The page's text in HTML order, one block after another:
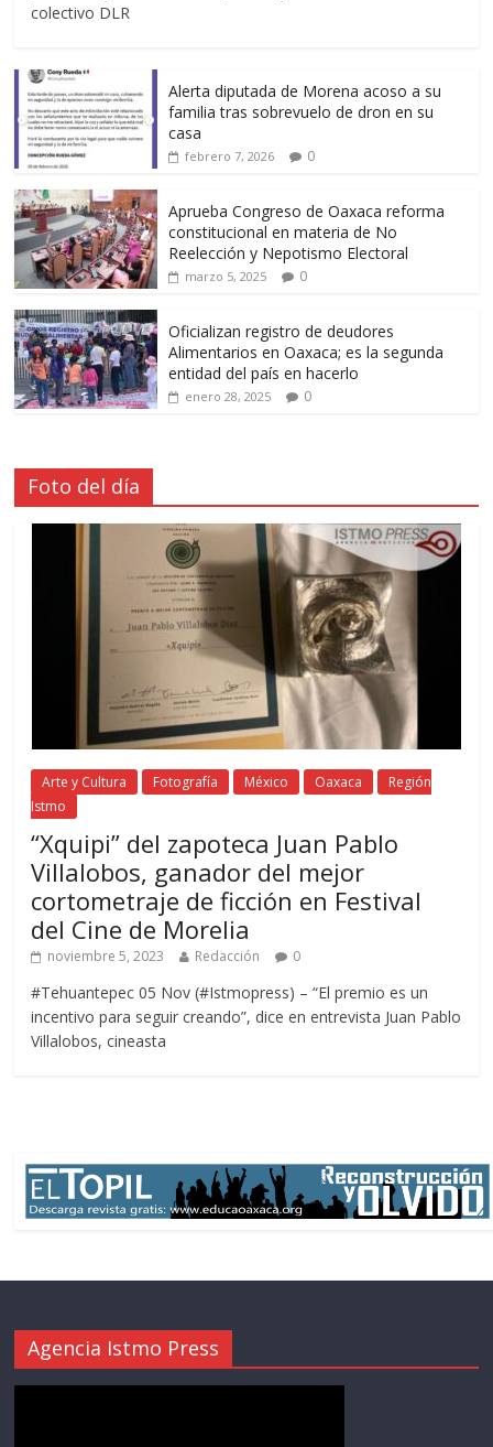
colectivo DLR
Alerta diputada de Morena acoso a su
familia tras sobrevuelo de dron en su
casa
febrero 7, 2026 0
Aprueba Congreso de Oaxaca reforma
constitucional en materia de No
Reelección y Nepotismo Electoral
marzo 5, 2025 0
Oficializan registro de deudores
Alimentarios en Oaxaca; es la segunda
entidad del país en hacerlo
enero 28, 2025 0
Foto del día
Arte y Cultura Fotografía México Oaxaca
Región
Istmo
“Xquipi” del zapoteca Juan Pablo
Villalobos, ganador del mejor
cortometraje de ficción en Festival
del Cine de Morelia
noviembre 5, 2023 Redacción 0
#Tehuantepec 05 Nov (#Istmopress) – “El premio es un
incentivo para seguir creando”, dice en entrevista Juan Pablo
Villalobos, cineasta
Agencia Istmo Press